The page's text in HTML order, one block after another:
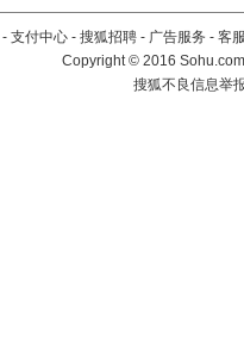
- 支付中心 - 搜狐招聘 - 广告服务 - 客
Copyright©2016
搜狐不良信息举